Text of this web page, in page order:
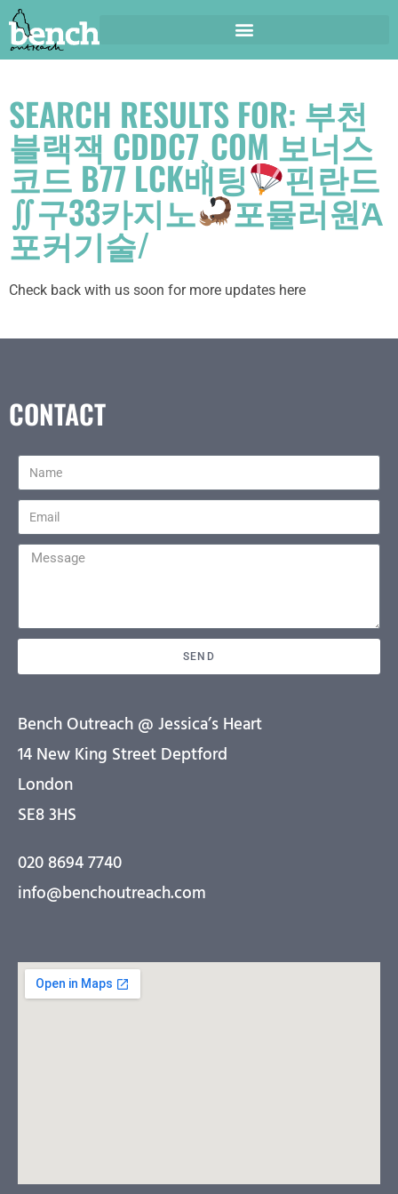
SEARCH RESULTS FOR: 부천
블랙잭 CDDC7¸COM 보너스
코드 B77 LCK배팅 핀란드
∬구33카지노 포뮬러원Ἁ
포커기술/
Check back with us soon for more updates here
CONTACT
SEND
Bench Outreach @ Jessica’s Heart
14 New King Street Deptford
London
SE8 3HS
020 8694 7740
info@benchoutreach.com